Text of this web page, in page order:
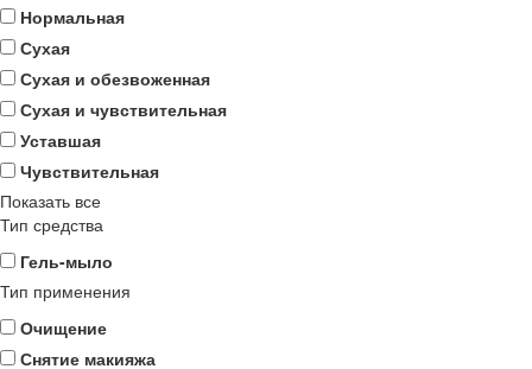
Нормальная
Сухая
Сухая и обезвоженная
Сухая и чувствительная
Уставшая
Чувствительная
Показать все
Тип средства
Гель-мыло
Тип применения
Очищение
Снятие макияжа